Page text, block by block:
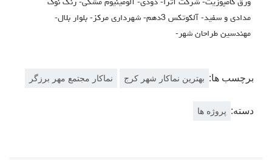
ورق کامپوزیت- شرکت آترا- دودی- آلومینیوم مشکی- رنگ نوک
مدادی و سفید- آلکوتکس 3دهم- شهرداری مرکز- بلوار بلال-
مهندسین طراحان شهر-
برچسب ها: بهترین نماکار شهر کرج نماکار مجتمع مهر برزگر
دسته: پروژه ها